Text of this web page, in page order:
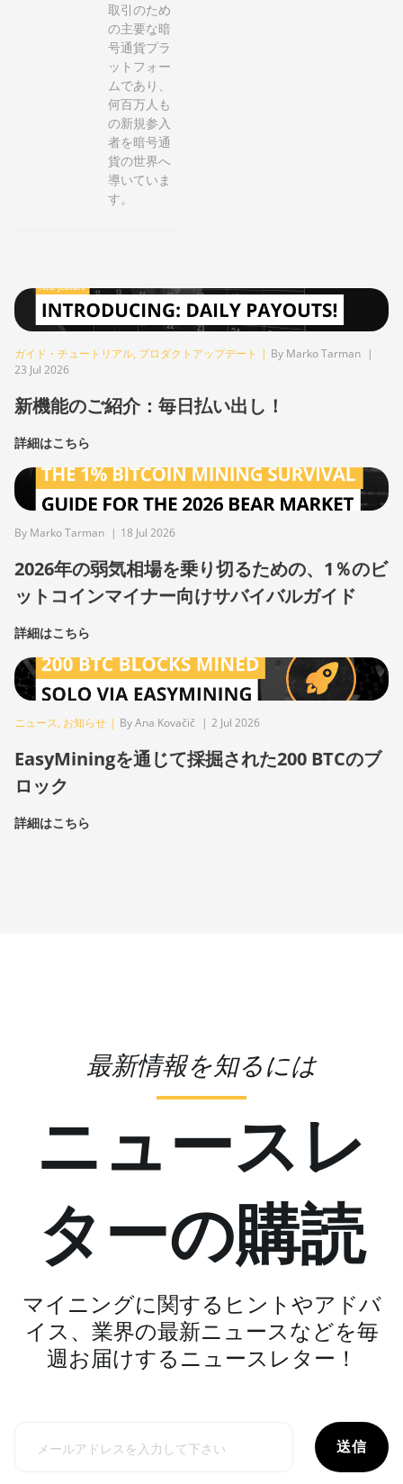
取引のため
の主要な暗
号通貨プラ
ットフォー
ムであり、
何百万人も
の新規参入
者を暗号通
貨の世界へ
導いていま
す。
ガイド・チュートリアル, プロダクトアップデート | By Marko Tarman |
23 Jul 2026
新機能のご紹介：毎日払い出し！
詳細はこちら
By Marko Tarman | 18 Jul 2026
2026年の弱気相場を乗り切るための、1％のビ
ットコインマイナー向けサバイバルガイド
詳細はこちら
ニュース, お知らせ | By Ana Kovačič | 2 Jul 2026
EasyMiningを通じて採掘された200 BTCのブ
ロック
詳細はこちら
最新情報を知るには
ニュースレ
ターの購読
マイニングに関するヒントやアドバ
イス、業界の最新ニュースなどを毎
週お届けするニュースレター！
送信